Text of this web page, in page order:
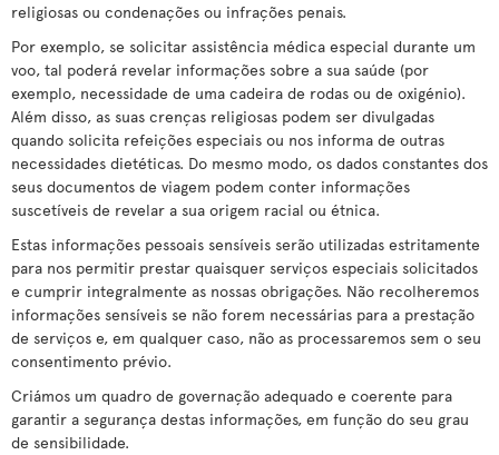
religiosas ou condenações ou infrações penais.
Por exemplo, se solicitar assistência médica especial durante um
voo, tal poderá revelar informações sobre a sua saúde (por
exemplo, necessidade de uma cadeira de rodas ou de oxigénio).
Além disso, as suas crenças religiosas podem ser divulgadas
quando solicita refeições especiais ou nos informa de outras
necessidades dietéticas. Do mesmo modo, os dados constantes dos
seus documentos de viagem podem conter informações
suscetíveis de revelar a sua origem racial ou étnica.
Estas informações pessoais sensíveis serão utilizadas estritamente
para nos permitir prestar quaisquer serviços especiais solicitados
e cumprir integralmente as nossas obrigações. Não recolheremos
informações sensíveis se não forem necessárias para a prestação
de serviços e, em qualquer caso, não as processaremos sem o seu
consentimento prévio.
Criámos um quadro de governação adequado e coerente para
garantir a segurança destas informações, em função do seu grau
de sensibilidade.